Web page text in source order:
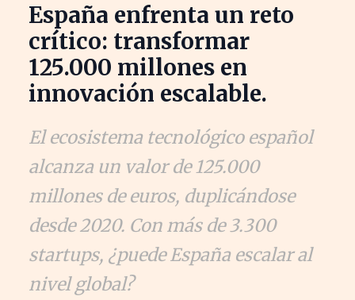
España enfrenta un reto
crítico: transformar
125.000 millones en
innovación escalable.
El ecosistema tecnológico español
alcanza un valor de 125.000
millones de euros, duplicándose
desde 2020. Con más de 3.300
startups, ¿puede España escalar al
nivel global?